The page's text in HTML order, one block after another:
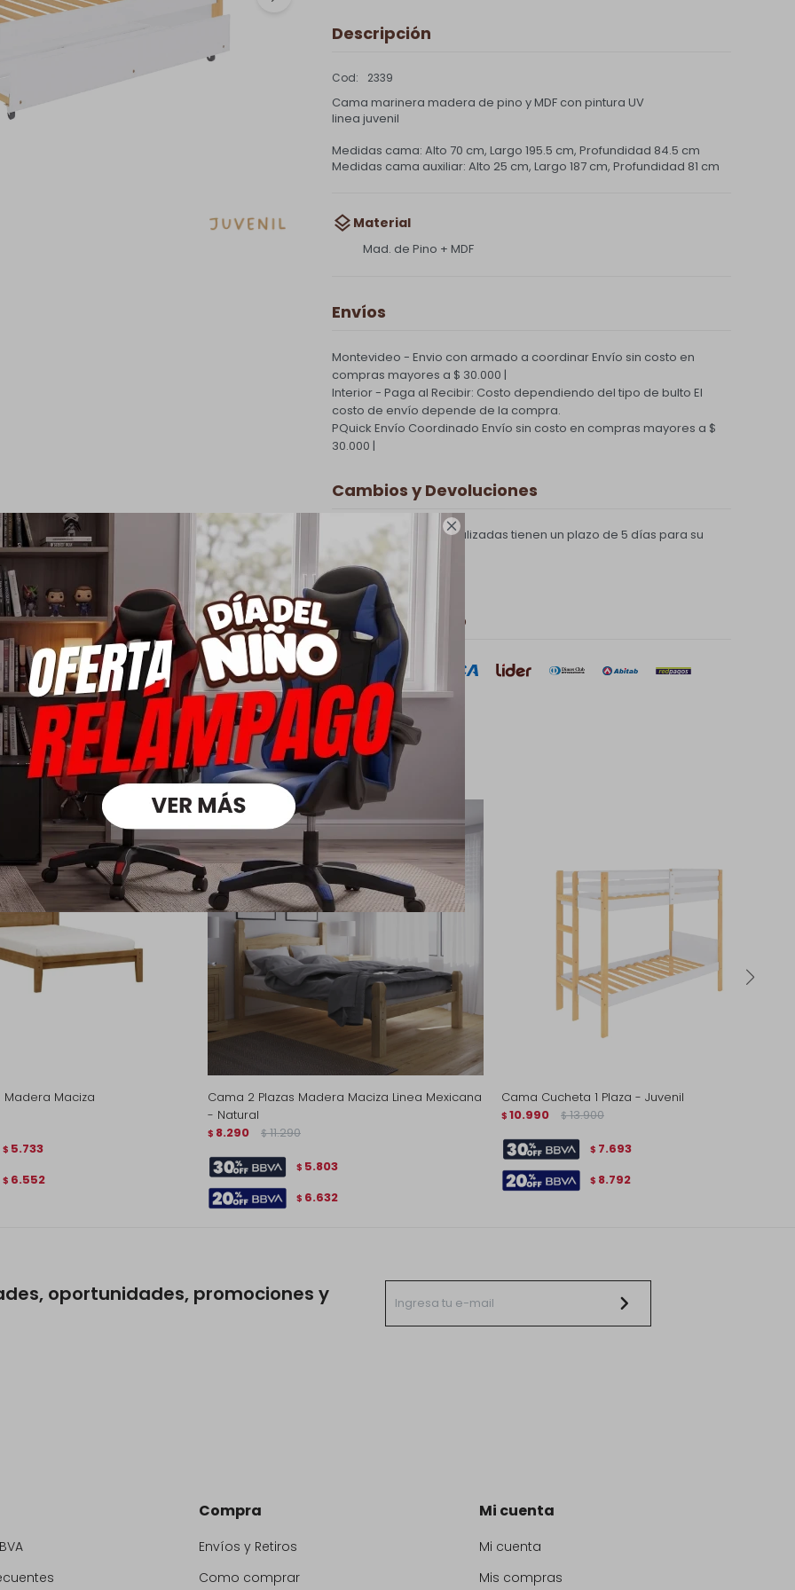

Descripción
2339
Cama marinera madera de pino y MDF con pintura UV
linea juvenil
Medidas cama: Alto 70 cm, Largo 195.5 cm, Profundidad 84.5 cm
Medidas cama auxiliar: Alto 25 cm, Largo 187 cm, Profundidad 81 cm
Material
Mad. de Pino + MDF
Envíos
Montevideo - Envio con armado a coordinarEnvío sin costo en
compras mayores a $ 30.000 |
Interior - Paga al Recibir: Costo dependiendo del tipo de bulto El
costo de envío depende de la compra.
PQuick Envío Coordinado Envío sin costo en compras mayores a $
30.000 |
Cambios y Devoluciones
Todas las compras realizadas tienen un plazo de 5 días para su
cambio.
Ver mas
Medios de pago
que te pueden interesar
Madera Maciza
$ 5.733
$ 6.552
Cama 2 Plazas Madera Maciza Linea Mexicana
- Natural
$ 8.290 $ 11.290
$ 5.803
$ 6.632
Cama Cucheta 1 Plaza - Juvenil
$ 10.990 $ 13.900
$ 7.693
$ 8.792
oportunidades, promociones y
Compra
Envíos y Retiros
Como comprar
Mi cuenta
Mi cuenta
Mis compras